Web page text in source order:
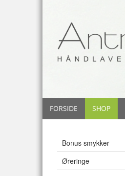
FORSIDE SHOP
Bonus smykker
Øreringe